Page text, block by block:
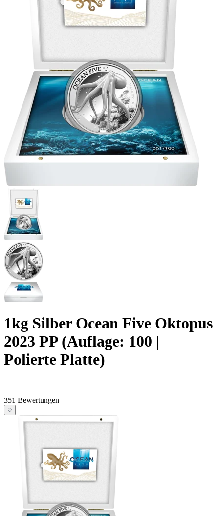
1kg Silber Ocean Five Oktopus
2023 PP (Auflage: 100 |
Polierte Platte)
351 Bewertungen